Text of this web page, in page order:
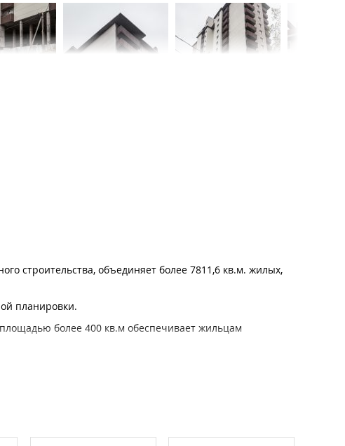
строительства, объединяет более 7811,6 кв.м. жилых,
планировки.
более 400 кв.м обеспечивает жильцам
осуществляется на огороженных парковочных местах,
– спорт-клуб, детский клуб и нежилые помещения; 14